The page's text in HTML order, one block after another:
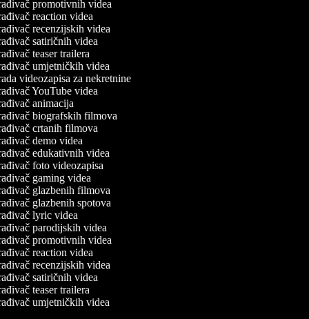
promotivnih videa
reaction videa
recenzijskih videa
satiričnih videa
teaser trailera
umjetničkih videa
videozapisa za nekretnine
YouTube videa
animacija
biografskih filmova
crtanih filmova
demo videa
edukativnih videa
foto videozapisa
gaming videa
glazbenih filmova
glazbenih spotova
lyric videa
parodijskih videa
promotivnih videa
reaction videa
recenzijskih videa
satiričnih videa
teaser trailera
umjetničkih videa